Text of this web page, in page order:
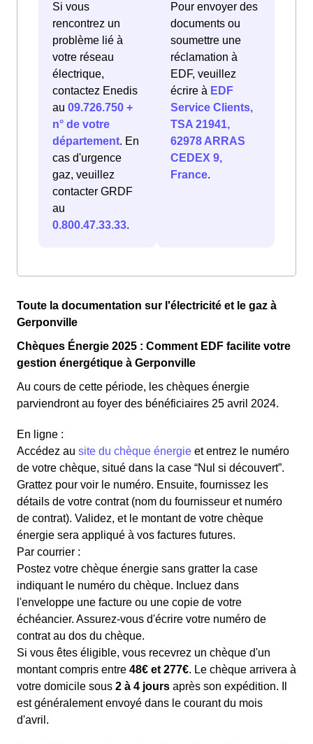
Si vous
rencontrez un
problème lié à
votre réseau
électrique,
contactez Enedis
au 09.726.750 +
n° de votre
département. En
cas d'urgence
gaz, veuillez
contacter GRDF
au
0.800.47.33.33.
Pour envoyer des
documents ou
soumettre une
réclamation à
EDF, veuillez
écrire à EDF
Service Clients,
TSA 21941,
62978 ARRAS
CEDEX 9,
France.
Toute la documentation sur l'électricité et le gaz à
Gerponville
Chèques Énergie 2025 : Comment EDF facilite votre
gestion énergétique à Gerponville
Au cours de cette période, les chèques énergie
parviendront au foyer des bénéficiaires 25 avril 2024.
En ligne :
Accédez au site du chèque énergie et entrez le numéro
de votre chèque, situé dans la case “Nul si découvert”.
Grattez pour voir le numéro. Ensuite, fournissez les
détails de votre contrat (nom du fournisseur et numéro
de contrat). Validez, et le montant de votre chèque
énergie sera appliqué à vos factures futures.
Par courrier :
Postez votre chèque énergie sans gratter la case
indiquant le numéro du chèque. Incluez dans
l'enveloppe une facture ou une copie de votre
échéancier. Assurez-vous d'écrire votre numéro de
contrat au dos du chèque.
Si vous êtes éligible, vous recevrez un chèque d'un
montant compris entre 48€ et 277€. Le chèque arrivera à
votre domicile sous 2 à 4 jours après son expédition. Il
est généralement envoyé dans le courant du mois
d'avril.